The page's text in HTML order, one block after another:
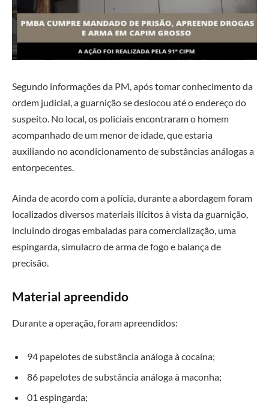
Segundo informações da PM, após tomar conhecimento da
ordem judicial, a guarnição se deslocou até o endereço do
suspeito. No local, os policiais encontraram o homem
acompanhado de um menor de idade, que estaria
auxiliando no acondicionamento de substâncias análogas a
entorpecentes.
Ainda de acordo com a polícia, durante a abordagem foram
localizados diversos materiais ilícitos à vista da guarnição,
incluindo drogas embaladas para comercialização, uma
espingarda, simulacro de arma de fogo e balança de
precisão.
Material apreendido
Durante a operação, foram apreendidos:
94 papelotes de substância análoga à cocaína;
86 papelotes de substância análoga à maconha;
01 espingarda;